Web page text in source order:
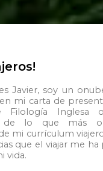
Javier, soy un
mi carta de
Filología Inglesa
de lo que más
mi currículum
que el viajar me
vida.